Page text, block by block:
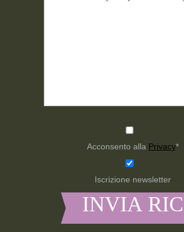
Acconsento alla Privacy*
Iscrizione newsletter